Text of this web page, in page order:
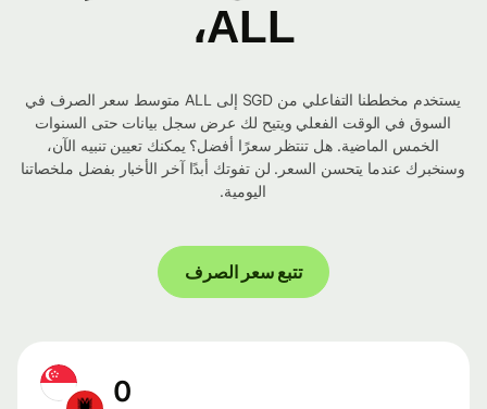
ALL،
يستخدم مخططنا التفاعلي من SGD إلى ALL متوسط ​​سعر الصرف في
السوق في الوقت الفعلي ويتيح لك عرض سجل بيانات حتى السنوات
الخمس الماضية. هل تنتظر سعرًا أفضل؟ يمكنك تعيين تنبيه الآن،
وسنخبرك عندما يتحسن السعر. لن تفوتك أبدًا آخر الأخبار بفضل ملخصاتنا
اليومية.
تتبع سعر الصرف